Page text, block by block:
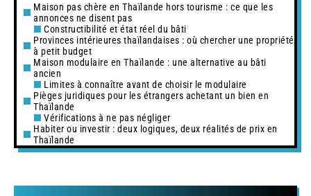
Maison pas chère en Thaïlande hors tourisme : ce que les
annonces ne disent pas
Constructibilité et état réel du bâti
Provinces intérieures thaïlandaises : où chercher une propriété
à petit budget
Maison modulaire en Thaïlande : une alternative au bâti
ancien
Limites à connaître avant de choisir le modulaire
Pièges juridiques pour les étrangers achetant un bien en
Thaïlande
Vérifications à ne pas négliger
Habiter ou investir : deux logiques, deux réalités de prix en
Thaïlande